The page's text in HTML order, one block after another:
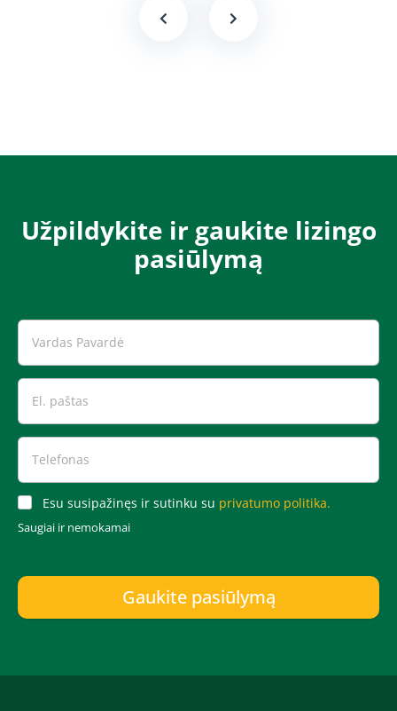
Užpildykite ir gaukite lizingo
pasiūlymą​​​
Esu susipažinęs ir sutinku su privatumo politika.
Saugiai ir nemokamai
Gaukite pasiūlymą